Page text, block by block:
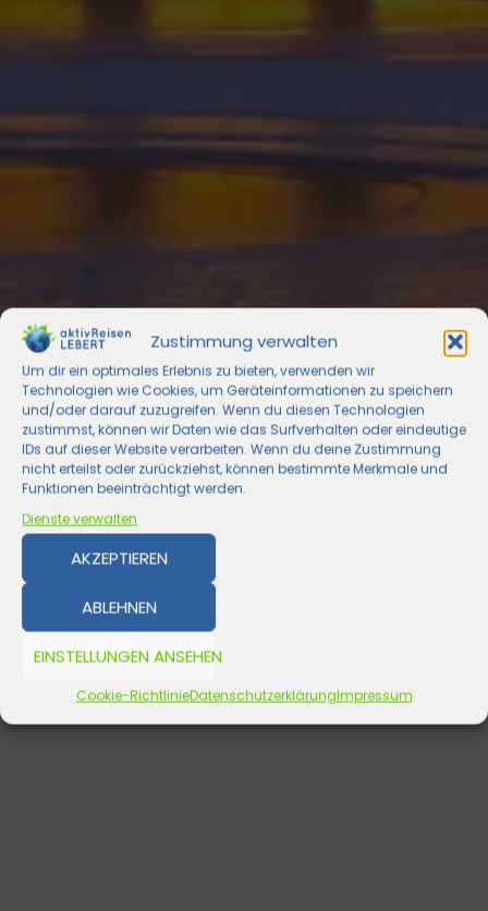
Zustimmung verwalten
Um dir ein optimales Erlebnis zu bieten, verwenden wir
Technologien wie Cookies, um Geräteinformationen zu speichern
und/oder darauf zuzugreifen. Wenn du diesen Technologien
zustimmst, können wir Daten wie das Surfverhalten oder eindeutige
IDs auf dieser Website verarbeiten. Wenn du deine Zustimmung
nicht erteilst oder zurückziehst, können bestimmte Merkmale und
Funktionen beeinträchtigt werden.
Dienste verwalten
AKZEPTIEREN
ABLEHNEN
EINSTELLUNGEN ANSEHEN
Cookie-RichtlinieDatenschutzerklärungImpressum